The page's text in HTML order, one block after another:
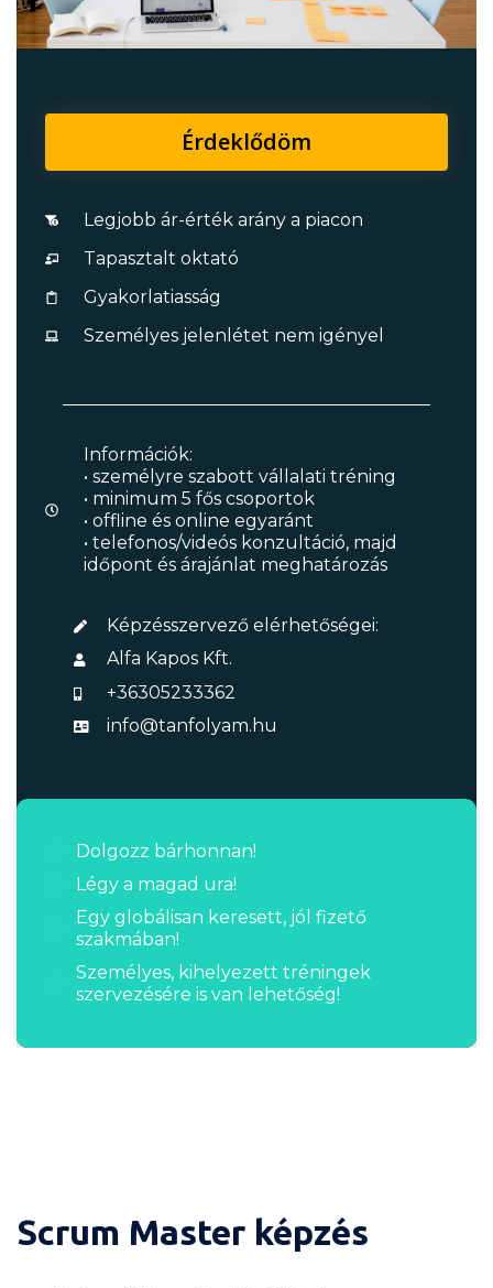
Érdeklődöm
Legjobb ár-érték arány a piacon
Tapasztalt oktató
Gyakorlatiasság
Személyes jelenlétet nem igényel
Információk:
• személyre szabott vállalati tréning
• minimum 5 fős csoportok
• offline és online egyaránt
• telefonos/videós konzultáció, majd
időpont és árajánlat meghatározás
Képzésszervező elérhetőségei:
Alfa Kapos Kft.
+36305233362
info@tanfolyam.hu
Dolgozz bárhonnan!
Légy a magad ura!
Egy globálisan keresett, jól fizető
szakmában!
Személyes, kihelyezett tréningek
szervezésére is van lehetőség!
Scrum Master képzés